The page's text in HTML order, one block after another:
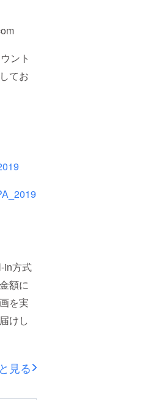
ント
てお
in方式
額に
を実
けし
見る